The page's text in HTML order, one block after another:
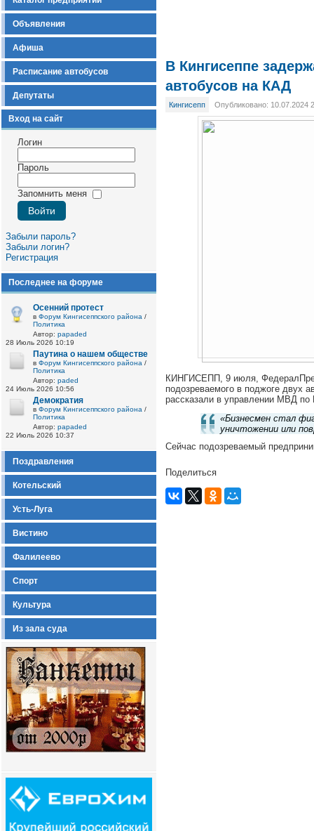
Объявления
Афиша
Расписание автобусов
Депутаты
Вход на сайт
Логин
Пароль
Запомнить меня
Забыли пароль?
Забыли логин?
Регистрация
Последнее на форуме
Осенний протест
в Форум Кингисеппского района /
Политика
Автор: papaded
28 Июль 2026 10:19
Паутина о нашем обществе
в Форум Кингисеппского района /
Политика
Автор: paded
24 Июль 2026 10:56
Демократия
в Форум Кингисеппского района /
Политика
Автор: papaded
22 Июль 2026 10:37
Поздравления
Котельский
Усть-Луга
Вистино
Фалилеево
Спорт
Культура
Из зала суда
В Кингисеппе
автобусов на КАД
Кингисепп Опубликовано: 10.07.2024
КИНГИСЕПП, 9 июля,
подозреваемого в поджоге двух
рассказали в управлении МВД по
«Бизнесмен стал
уничтожении или
Сейчас подозреваемый
Поделиться